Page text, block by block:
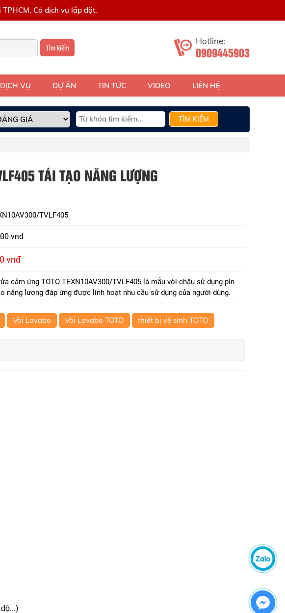
Có dịch vụ lắp đặt.
Tìm kiếm
Hotline:
0909445903
DỊCH VỤ DỰ ÁN TIN TỨC VIDEO LIÊN HỆ
TÌM KIẾM
TÁI TẠO NĂNG LƯỢNG
TVLF405
vnđ
vnđ
cảm ứng TOTO TEXN10AV300/TVLF405 là mẫu vòi chậu sử dụng pin
năng lượng đáp ứng được linh hoạt nhu cầu sử dụng của người dùng.
Vòi Lavabo Vòi Lavabo TOTO thiết bị vệ sinh TOTO